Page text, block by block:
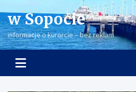
to
content
w Sopocie
informacje o kurorcie – bez reklam